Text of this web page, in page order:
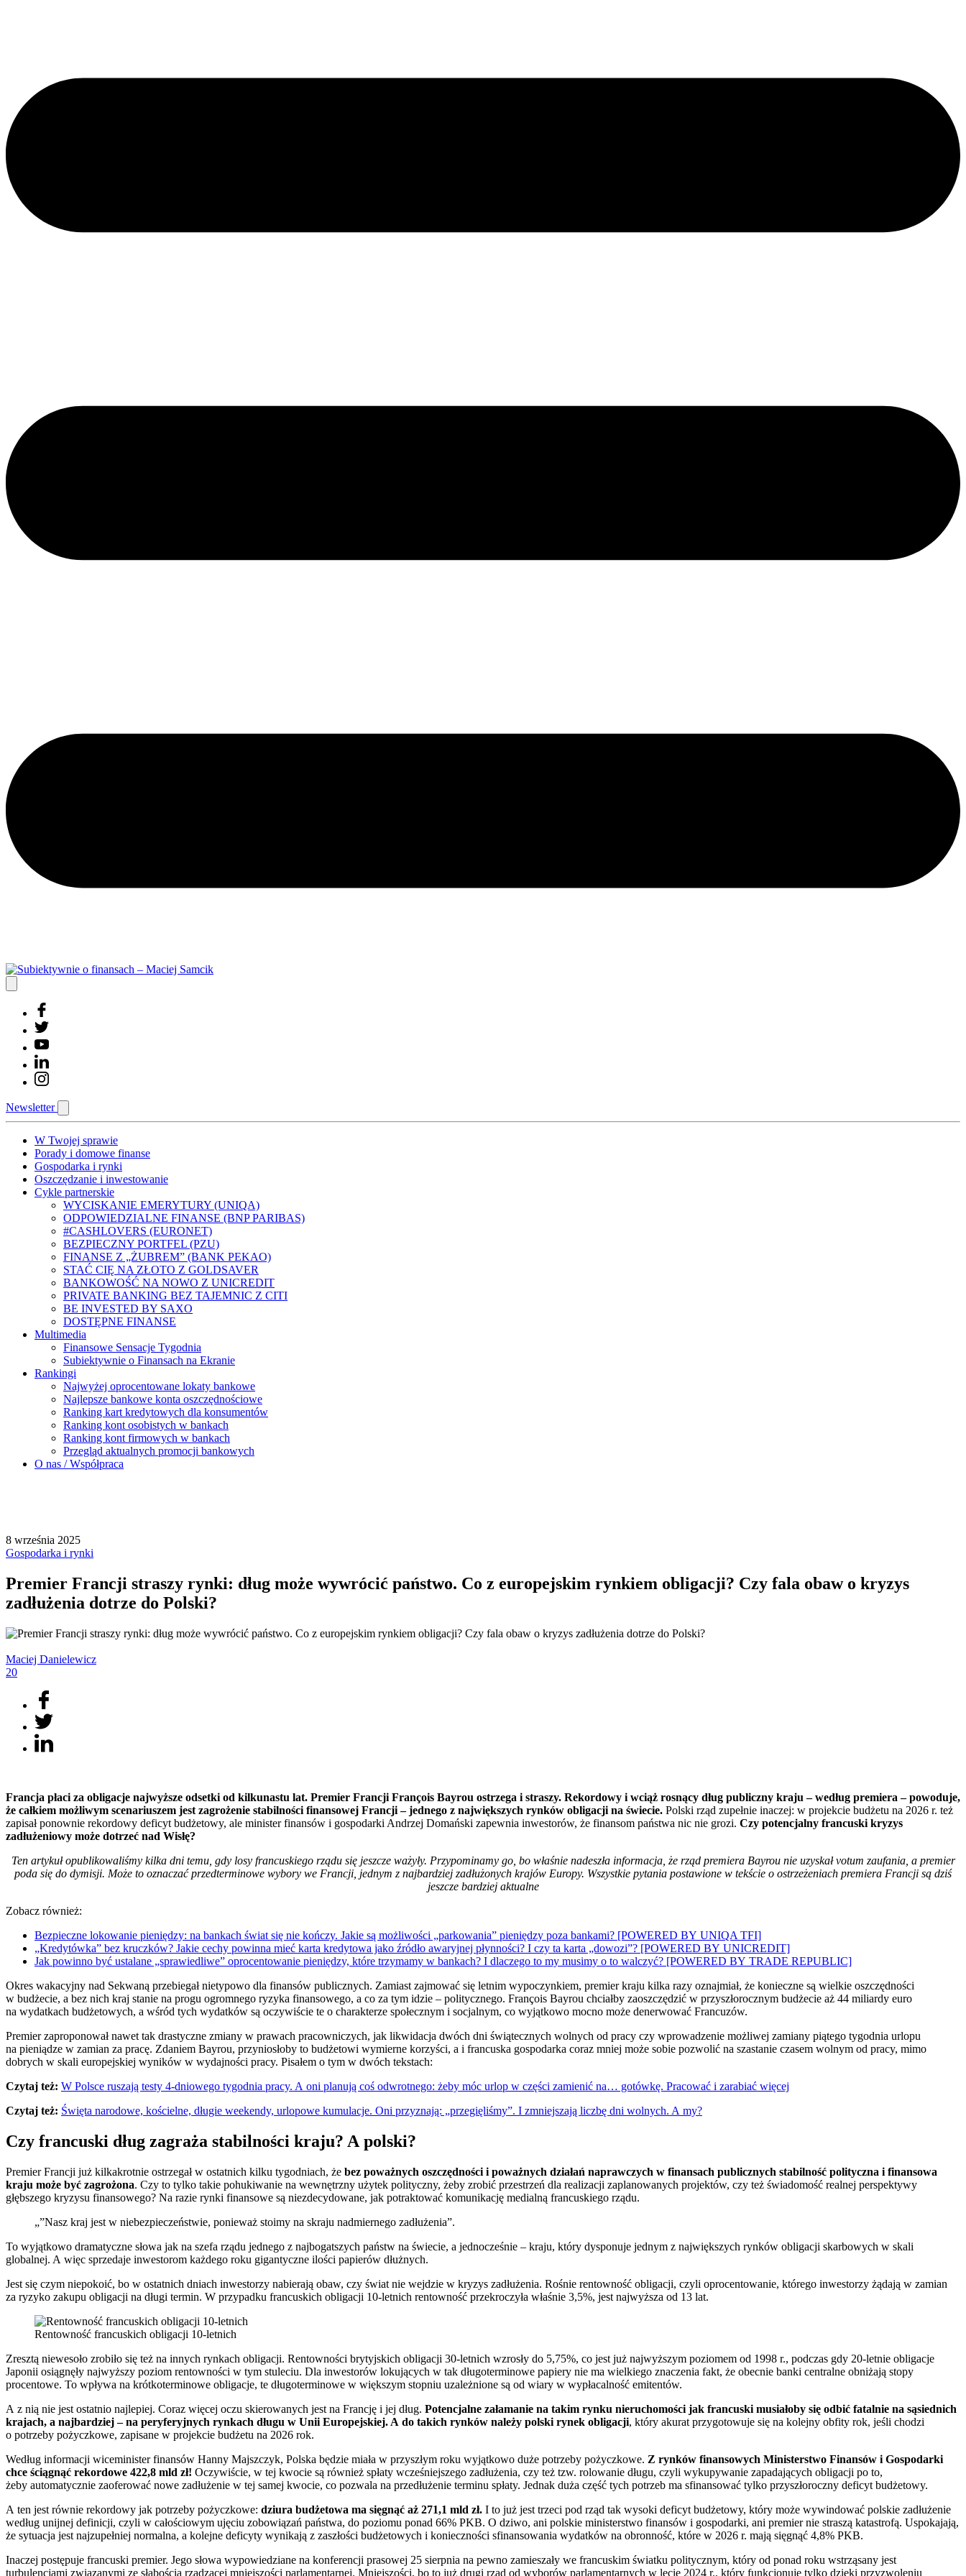
Newsletter
W Twojej sprawie
Porady i domowe finanse
Gospodarka i rynki
Oszczędzanie i inwestowanie
Cykle partnerskie
WYCISKANIE EMERYTURY (UNIQA)
ODPOWIEDZIALNE FINANSE (BNP PARIBAS)
#CASHLOVERS (EURONET)
BEZPIECZNY PORTFEL (PZU)
FINANSE Z „ŻUBREM” (BANK PEKAO)
STAĆ CIĘ NA ZŁOTO Z GOLDSAVER
BANKOWOŚĆ NA NOWO Z UNICREDIT
PRIVATE BANKING BEZ TAJEMNIC Z CITI
BE INVESTED BY SAXO
DOSTĘPNE FINANSE
Multimedia
Finansowe Sensacje Tygodnia
Subiektywnie o Finansach na Ekranie
Rankingi
Najwyżej oprocentowane lokaty bankowe
Najlepsze bankowe konta oszczędnościowe
Ranking kart kredytowych dla konsumentów
Ranking kont osobistych w bankach
Ranking kont firmowych w bankach
Przegląd aktualnych promocji bankowych
O nas / Współpraca
8 września 2025
Gospodarka i rynki
Premier Francji straszy rynki: dług może wywrócić państwo. Co z europejskim rynkiem obligacji? Czy fala obaw o kryzys
zadłużenia dotrze do Polski?
Maciej Danielewicz
20
Francja płaci za obligacje najwyższe odsetki od kilkunastu lat. Premier Francji François Bayrou ostrzega i straszy. Rekordowy i wciąż rosnący dług publiczny kraju – według premiera – powoduje,
że całkiem możliwym scenariuszem jest zagrożenie stabilności finansowej Francji – jednego z największych rynków obligacji na świecie. Polski rząd zupełnie inaczej: w projekcie budżetu na 2026 r. też
zapisał ponownie rekordowy deficyt budżetowy, ale minister finansów i gospodarki Andrzej Domański zapewnia inwestorów, że finansom państwa nic nie grozi. Czy potencjalny francuski kryzys
zadłużeniowy może dotrzeć nad Wisłę?
Ten artykuł opublikowaliśmy kilka dni temu, gdy losy francuskiego rządu się jeszcze ważyły. Przypominamy go, bo właśnie nadeszła informacja, że rząd premiera Bayrou nie uzyskał votum zaufania, a premier
poda się do dymisji. Może to oznaczać przedterminowe wybory we Francji, jednym z najbardziej zadłużonych krajów Europy. Wszystkie pytania postawione w tekście o ostrzeżeniach premiera Francji są dziś
jeszcze bardziej aktualne
Zobacz również:
Bezpieczne lokowanie pieniędzy: na bankach świat się nie kończy. Jakie są możliwości „parkowania” pieniędzy poza bankami? [POWERED BY UNIQA TFI]
„Kredytówka” bez kruczków? Jakie cechy powinna mieć karta kredytowa jako źródło awaryjnej płynności? I czy ta karta „dowozi”? [POWERED BY UNICREDIT]
Jak powinno być ustalane „sprawiedliwe” oprocentowanie pieniędzy, które trzymamy w bankach? I dlaczego to my musimy o to walczyć? [POWERED BY TRADE REPUBLIC]
Okres wakacyjny nad Sekwaną przebiegał nietypowo dla finansów publicznych. Zamiast zajmować się letnim wypoczynkiem, premier kraju kilka razy oznajmiał, że konieczne są wielkie oszczędności
w budżecie, a bez nich kraj stanie na progu ogromnego ryzyka finansowego, a co za tym idzie – politycznego. François Bayrou chciałby zaoszczędzić w przyszłorocznym budżecie aż 44 miliardy euro
na wydatkach budżetowych, a wśród tych wydatków są oczywiście te o charakterze społecznym i socjalnym, co wyjątkowo mocno może denerwować Francuzów.
Premier zaproponował nawet tak drastyczne zmiany w prawach pracowniczych, jak likwidacja dwóch dni świątecznych wolnych od pracy czy wprowadzenie możliwej zamiany piątego tygodnia urlopu
na pieniądze w zamian za pracę. Zdaniem Bayrou, przyniosłoby to budżetowi wymierne korzyści, a i francuska gospodarka coraz mniej może sobie pozwolić na szastanie czasem wolnym od pracy, mimo
dobrych w skali europejskiej wyników w wydajności pracy. Pisałem o tym w dwóch tekstach:
Czytaj też: W Polsce ruszają testy 4-dniowego tygodnia pracy. A oni planują coś odwrotnego: żeby móc urlop w części zamienić na… gotówkę. Pracować i zarabiać więcej
Czytaj też: Święta narodowe, kościelne, długie weekendy, urlopowe kumulacje. Oni przyznają: „przegięliśmy”. I zmniejszają liczbę dni wolnych. A my?
Czy francuski dług zagraża stabilności kraju? A polski?
Premier Francji już kilkakrotnie ostrzegał w ostatnich kilku tygodniach, że bez poważnych oszczędności i poważnych działań naprawczych w finansach publicznych stabilność polityczna i finansowa
kraju może być zagrożona. Czy to tylko takie pohukiwanie na wewnętrzny użytek polityczny, żeby zrobić przestrzeń dla realizacji zaplanowanych projektów, czy też świadomość realnej perspektywy
głębszego kryzysu finansowego? Na razie rynki finansowe są niezdecydowane, jak potraktować komunikację medialną francuskiego rządu.
„”Nasz kraj jest w niebezpieczeństwie, ponieważ stoimy na skraju nadmiernego zadłużenia”.
To wyjątkowo dramatyczne słowa jak na szefa rządu jednego z najbogatszych państw na świecie, a jednocześnie – kraju, który dysponuje jednym z największych rynków obligacji skarbowych w skali
globalnej. A więc sprzedaje inwestorom każdego roku gigantyczne ilości papierów dłużnych.
Jest się czym niepokoić, bo w ostatnich dniach inwestorzy nabierają obaw, czy świat nie wejdzie w kryzys zadłużenia. Rośnie rentowność obligacji, czyli oprocentowanie, którego inwestorzy żądają w zamian
za ryzyko zakupu obligacji na długi termin. W przypadku francuskich obligacji 10-letnich rentowność przekroczyła właśnie 3,5%, jest najwyższa od 13 lat.
Rentowność francuskich obligacji 10-letnich
Zresztą niewesoło zrobiło się też na innych rynkach obligacji. Rentowności brytyjskich obligacji 30-letnich wzrosły do 5,75%, co jest już najwyższym poziomem od 1998 r., podczas gdy 20-letnie obligacje
Japonii osiągnęły najwyższy poziom rentowności w tym stuleciu. Dla inwestorów lokujących w tak długoterminowe papiery nie ma wielkiego znaczenia fakt, że obecnie banki centralne obniżają stopy
procentowe. To wpływa na krótkoterminowe obligacje, te długoterminowe w większym stopniu uzależnione są od wiary w wypłacalność emitentów.
A z nią nie jest ostatnio najlepiej. Coraz więcej oczu skierowanych jest na Francję i jej dług. Potencjalne załamanie na takim rynku nieruchomości jak francuski musiałoby się odbić fatalnie na sąsiednich
krajach, a najbardziej – na peryferyjnych rynkach długu w Unii Europejskiej. A do takich rynków należy polski rynek obligacji, który akurat przygotowuje się na kolejny obfity rok, jeśli chodzi
o potrzeby pożyczkowe, zapisane w projekcie budżetu na 2026 rok.
Według informacji wiceminister finansów Hanny Majszczyk, Polska będzie miała w przyszłym roku wyjątkowo duże potrzeby pożyczkowe. Z rynków finansowych Ministerstwo Finansów i Gospodarki
chce ściągnąć rekordowe 422,8 mld zł! Oczywiście, w tej kwocie są również spłaty wcześniejszego zadłużenia, czy też tzw. rolowanie długu, czyli wykupywanie zapadających obligacji po to,
żeby automatycznie zaoferować nowe zadłużenie w tej samej kwocie, co pozwala na przedłużenie terminu spłaty. Jednak duża część tych potrzeb ma sfinansować tylko przyszłoroczny deficyt budżetowy.
A ten jest równie rekordowy jak potrzeby pożyczkowe: dziura budżetowa ma sięgnąć aż 271,1 mld zł. I to już jest trzeci pod rząd tak wysoki deficyt budżetowy, który może wywindować polskie zadłużenie
według unijnej definicji, czyli w całościowym ujęciu zobowiązań państwa, do poziomu ponad 66% PKB. O dziwo, ani polskie ministerstwo finansów i gospodarki, ani premier nie straszą katastrofą. Uspokajają,
że sytuacja jest najzupełniej normalna, a kolejne deficyty wynikają z zaszłości budżetowych i konieczności sfinansowania wydatków na obronność, które w 2026 r. mają sięgnąć 4,8% PKB.
Inaczej postępuje francuski premier. Jego słowa wypowiedziane na konferencji prasowej 25 sierpnia na pewno zamieszały we francuskim światku politycznym, który od ponad roku wstrząsany jest
turbulencjami związanymi ze słabością rządzącej mniejszości parlamentarnej. Mniejszości, bo to już drugi rząd od wyborów parlamentarnych w lecie 2024 r., który funkcjonuje tylko dzięki przyzwoleniu